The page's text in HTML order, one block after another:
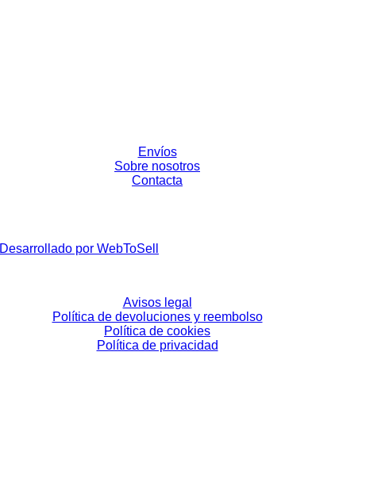
Envíos
Sobre nosotros
Contacta
Desarrollado por WebToSell
Avisos legal
Política de devoluciones y reembolso
Política de cookies
Política de privacidad